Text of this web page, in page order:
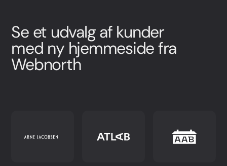
Se et udvalg af kunder
med ny hjemmeside fra
Webnorth